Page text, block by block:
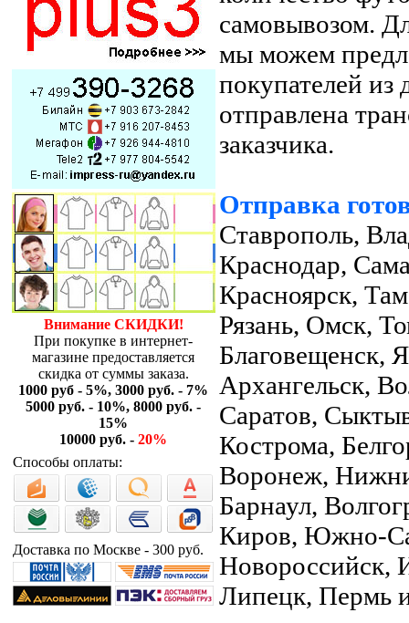
Внимание СКИДКИ!
При покупке в интернет-
магазине предоставляется
скидка от суммы заказа.
1000 руб - 5%, 3000 руб. - 7%
5000 руб. - 10%, 8000 руб. -
15%
10000 руб. - 20%
Способы оплаты:
Доставка по Москве - 300 руб.
самовывозом.
мы можем
покупателей из
отправлена
заказчика.
Отправка
Ставрополь,
Краснодар,
Красноярск,
Рязань, Омск,
Благовещенск,
Архангельск,
Саратов,
Кострома,
Воронеж,
Барнаул,
Киров, Южно-
Новороссийск,
Липецк, Пермь